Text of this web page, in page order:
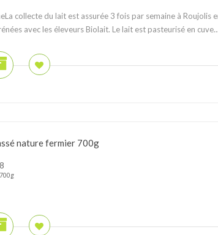
collecte du lait est assurée 3 fois par semaine à Roujolis
avec les éleveurs Biolait. Le lait est pasteurisé en cuve...
nature fermier 700g